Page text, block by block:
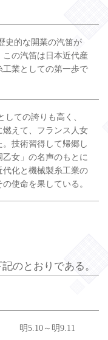
史的な開業の汽笛が
の汽笛は日本近代産
業としての第一歩で
ての誇りも高く、
燃えて、フランス人女
技術習得して帰郷し
女」の名声のもとに
化と機械製糸工業の
使命を果している。
のとおりである。
明5.10～明9.11